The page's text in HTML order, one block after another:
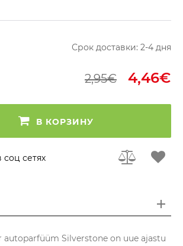
Срок доставки: 2-4 дня
2,95€ 4,46€
В КОРЗИНУ
соц сетях
autoparfüüm Silverstone on uue ajastu